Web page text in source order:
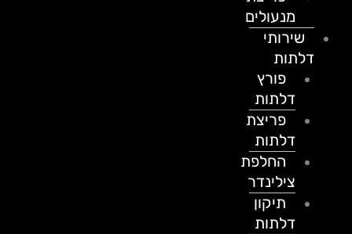
מנעולים
שירותי
דלתות
פורץ
דלתות
פריצת
דלתות
החלפת
צילינדר
תיקון
דלתות